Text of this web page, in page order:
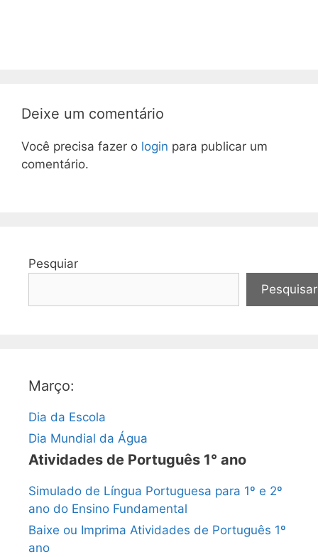
Deixe um comentário
Você precisa fazer o login para publicar um
comentário.
Pesquiar
Pesquisar
Março:
Dia da Escola
Dia Mundial da Água
Atividades de Português 1° ano
Simulado de Língua Portuguesa para 1º e 2º
ano do Ensino Fundamental
Baixe ou Imprima Atividades de Português 1º
ano